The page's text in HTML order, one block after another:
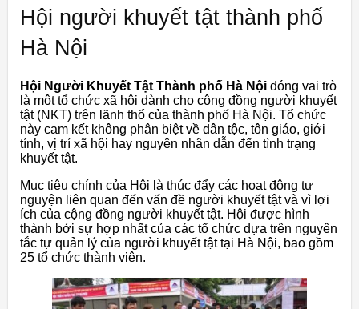
Hội người khuyết tật thành phố
Hà Nội
Hội Người Khuyết Tật Thành phố Hà Nội đóng vai trò
là một tổ chức xã hội dành cho cộng đồng người khuyết
tật (NKT) trên lãnh thổ của thành phố Hà Nội. Tổ chức
này cam kết không phân biệt về dân tộc, tôn giáo, giới
tính, vị trí xã hội hay nguyên nhân dẫn đến tình trạng
khuyết tật.
Mục tiêu chính của Hội là thúc đẩy các hoạt động tự
nguyện liên quan đến vấn đề người khuyết tật và vì lợi
ích của cộng đồng người khuyết tật. Hội được hình
thành bởi sự hợp nhất của các tổ chức dựa trên nguyên
tắc tự quản lý của người khuyết tật tại Hà Nội, bao gồm
25 tổ chức thành viên.